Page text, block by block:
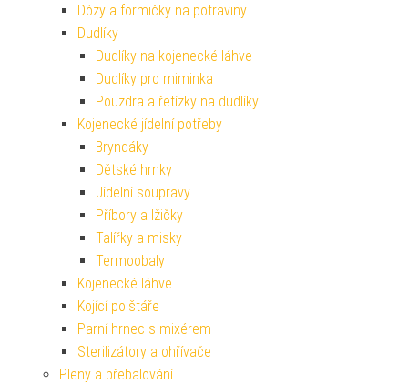
Dózy a formičky na potraviny
Dudlíky
Dudlíky na kojenecké láhve
Dudlíky pro miminka
Pouzdra a řetízky na dudlíky
Kojenecké jídelní potřeby
Bryndáky
Dětské hrnky
Jídelní soupravy
Příbory a lžičky
Talířky a misky
Termoobaly
Kojenecké láhve
Kojící polštáře
Parní hrnec s mixérem
Sterilizátory a ohřívače
Pleny a přebalování